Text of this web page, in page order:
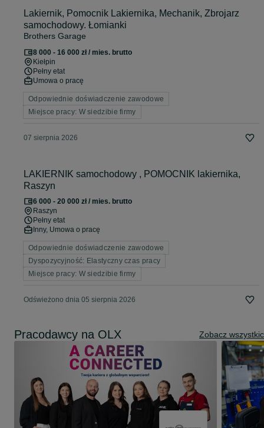
Lakiernik, Pomocnik Lakiernika, Mechanik, Zbrojarz
samochodowy. Łomianki
Brothers Garage
8 000 - 16 000 zł / mies. brutto
Kiełpin
Pełny etat
Umowa o pracę
Odpowiednie doświadczenie zawodowe
Miejsce pracy: W siedzibie firmy
07 sierpnia 2026
LAKIERNIK samochodowy , POMOCNIK lakiernika,
Raszyn
6 000 - 20 000 zł / mies. brutto
Raszyn
Pełny etat
Inny, Umowa o pracę
Odpowiednie doświadczenie zawodowe
Dyspozycyjność: Elastyczny czas pracy
Miejsce pracy: W siedzibie firmy
Odświeżono dnia 05 sierpnia 2026
Pracodawcy na OLX Zobacz